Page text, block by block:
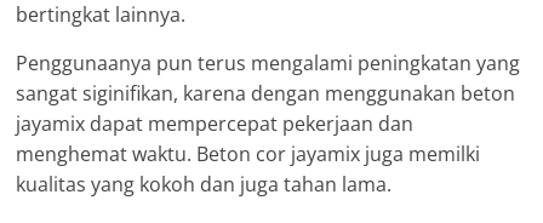
bertingkat lainnya.
Penggunaanya pun terus mengalami peningkatan yang
sangat siginifikan, karena dengan menggunakan beton
jayamix dapat mempercepat pekerjaan dan
menghemat waktu. Beton cor jayamix juga memilki
kualitas yang kokoh dan juga tahan lama.